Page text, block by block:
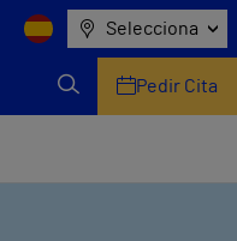
Selecciona
Pedir Cita